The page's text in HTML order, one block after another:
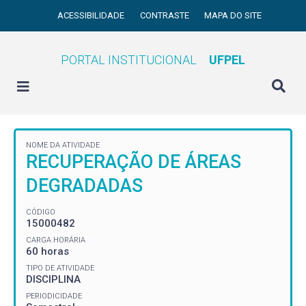
ACESSIBILIDADE CONTRASTE MAPA DO SITE
PORTAL INSTITUCIONAL UFPEL
NOME DA ATIVIDADE
RECUPERAÇÃO DE ÁREAS
DEGRADADAS
CÓDIGO
15000482
CARGA HORÁRIA
60 horas
TIPO DE ATIVIDADE
DISCIPLINA
PERIODICIDADE